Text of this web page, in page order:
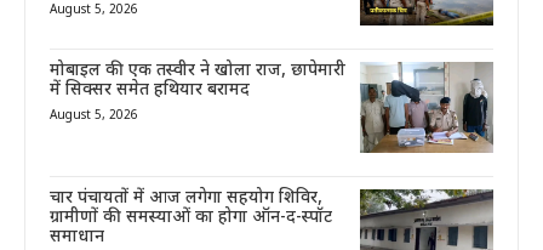
August 5, 2026
मोबाइल की एक तस्वीर ने खोला राज, छापेमारी
में सिक्सर समेत हथियार बरामद
August 5, 2026
चार पंचायतों में आज लगेगा सहयोग शिविर,
ग्रामीणों की समस्याओं का होगा ऑन-द-स्पॉट
समाधान